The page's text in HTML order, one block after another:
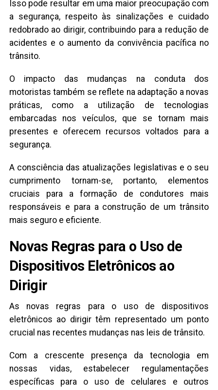
Isso pode resultar em uma maior preocupação com
a segurança, respeito às sinalizações e cuidado
redobrado ao dirigir, contribuindo para a redução de
acidentes e o aumento da convivência pacífica no
trânsito.
O impacto das mudanças na conduta dos
motoristas também se reflete na adaptação a novas
práticas, como a utilização de tecnologias
embarcadas nos veículos, que se tornam mais
presentes e oferecem recursos voltados para a
segurança.
A consciência das atualizações legislativas e o seu
cumprimento tornam-se, portanto, elementos
cruciais para a formação de condutores mais
responsáveis e para a construção de um trânsito
mais seguro e eficiente.
Novas Regras para o Uso de
Dispositivos Eletrônicos ao
Dirigir
As novas regras para o uso de dispositivos
eletrônicos ao dirigir têm representado um ponto
crucial nas recentes mudanças nas leis de trânsito.
Com a crescente presença da tecnologia em
nossas vidas, estabelecer regulamentações
específicas para o uso de celulares e outros